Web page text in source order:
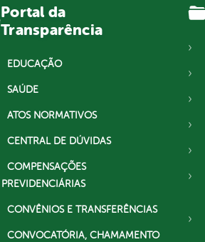
Portal da
Transparência
EDUCAÇÃO
SAÚDE
ATOS NORMATIVOS
CENTRAL DE DÚVIDAS
COMPENSAÇÕES
PREVIDENCIÁRIAS
CONVÊNIOS E TRANSFERÊNCIAS
CONVOCATÓRIA, CHAMAMENTO